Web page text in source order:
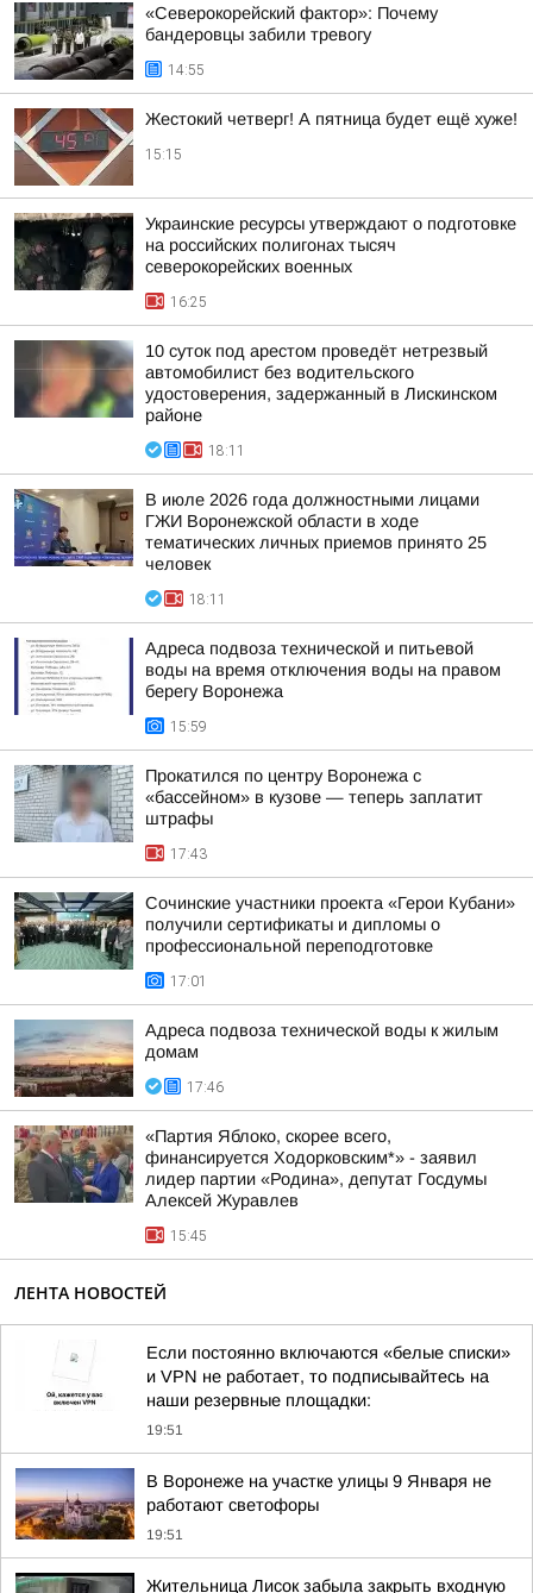
«Северокорейский фактор»: Почему
бандеровцы забили тревогу
14:55
Жестокий четверг! А пятница будет ещё хуже!
15:15
Украинские ресурсы утверждают о подготовке
на российских полигонах тысяч
северокорейских военных
16:25
10 суток под арестом проведёт нетрезвый
автомобилист без водительского
удостоверения, задержанный в Лискинском
районе
18:11
В июле 2026 года должностными лицами
ГЖИ Воронежской области в ходе
тематических личных приемов принято 25
человек
18:11
Адреса подвоза технической и питьевой
воды на время отключения воды на правом
берегу Воронежа
15:59
Прокатился по центру Воронежа с
«бассейном» в кузове — теперь заплатит
штрафы
17:43
Сочинские участники проекта «Герои Кубани»
получили сертификаты и дипломы о
профессиональной переподготовке
17:01
Адреса подвоза технической воды к жилым
домам
17:46
«Партия Яблоко, скорее всего,
финансируется Ходорковским*» - заявил
лидер партии «Родина», депутат Госдумы
Алексей Журавлев
15:45
ЛЕНТА НОВОСТЕЙ
Если постоянно включаются «белые списки»
и VPN не работает, то подписывайтесь на
наши резервные площадки:
19:51
В Воронеже на участке улицы 9 Января не
работают светофоры
19:51
Жительница Лисок забыла закрыть входную